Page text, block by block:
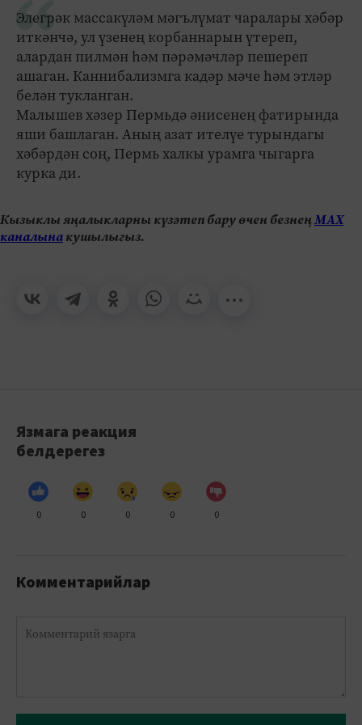
Элегрәк массакүләм мәгълүмат чаралары хәбәр
иткәнчә, ул үзенең корбаннарын үтереп,
алардан пилмән һәм пәрәмәчләр пешереп
ашаган. Каннибализмга кадәр мәче һәм этләр
белән тукланган.
Малышев хәзер Пермьдә әнисенең фатирында
яши башлаган. Аның азат ителүе турындагы
хәбәрдән соң, Пермь халкы урамга чыгарга
курка ди.
Кызыклы яңалыкларны күзәтеп бару өчен безнеңМАХ
каналынакушылыгыз.
Язмага реакция
белдерегез
0 0 0 0 0
Комментарийлар